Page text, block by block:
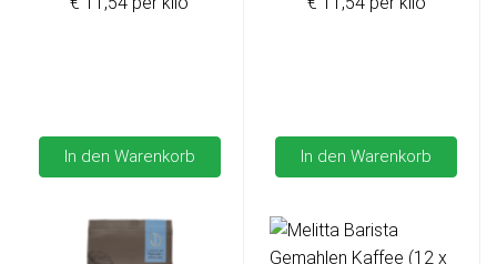
In den Warenkorb In den Warenkorb